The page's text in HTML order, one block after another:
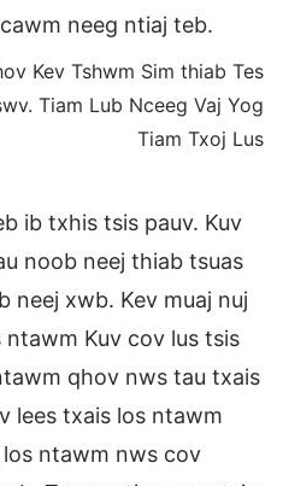
neeg ntiaj teb.
Kev Tshwm Sim thiab Tes
Tiam Lub Nceeg Vaj Yog
Tiam Txoj Lus
ib txhis tsis pauv. Kuv
noob neej thiab tsuas
neej xwb. Kev muaj nuj
Kuv cov lus tsis
qhov nws tau txais
lees txais los ntawm
ntawm nws cov